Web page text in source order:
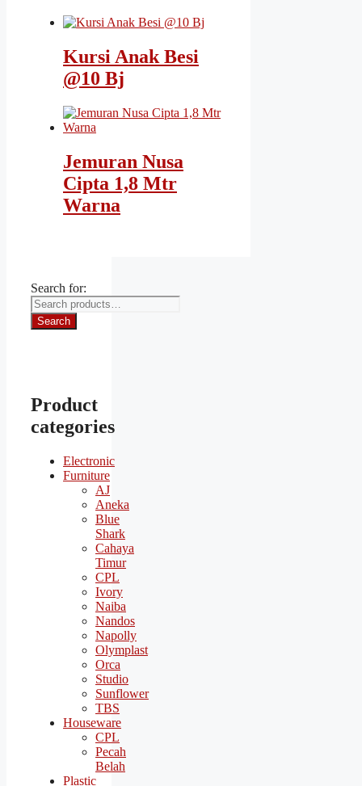
Kursi Anak Besi
@10 Bj
Jemuran Nusa
Cipta 1,8 Mtr
Warna
Search for:
Search
Product
categories
Electronic
Furniture
AJ
Aneka
Blue
Shark
Cahaya
Timur
CPL
Ivory
Naiba
Nandos
Napolly
Olymplast
Orca
Studio
Sunflower
TBS
Houseware
CPL
Pecah
Belah
Plastic